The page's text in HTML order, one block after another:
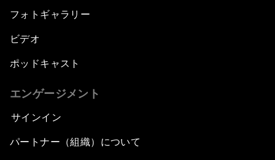
フォトギャラリー
ビデオ
ポッドキャスト
エンゲージメント
サインイン
パートナー（組織）について